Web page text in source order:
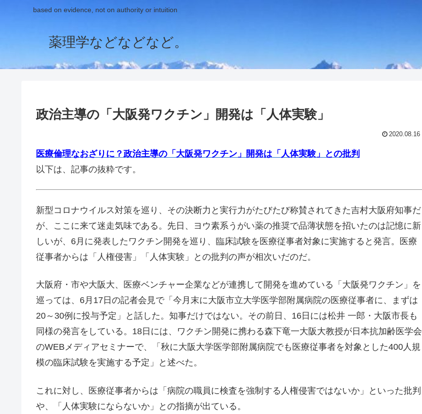
based on evidence, not on authority or intuition
薬理学などなどなど。
政治主導の「大阪発ワクチン」開発は「人体実験」
2020.08.16
医療倫理なおざりに？政治主導の「大阪発ワクチン」開発は「人体実験」との批判
以下は、記事の抜粋です。
新型コロナウイルス対策を巡り、その決断力と実行力がたびたび称賛されてきた吉村大阪府知事だ
が、ここに来て迷走気味である。先日、ヨウ素系うがい薬の推奨で品薄状態を招いたのは記憶に新
しいが、6月に発表したワクチン開発を巡り、臨床試験を医療従事者対象に実施すると発言。医療
従事者からは「人権侵害」「人体実験」との批判の声が相次いだのだ。
大阪府・市や大阪大、医療ベンチャー企業などが連携して開発を進めている「大阪発ワクチン」を
巡っては、6月17日の記者会見で「今月末に大阪市立大学医学部附属病院の医療従事者に、まずは
20～30例に投与予定」と話した。知事だけではない。その前日、16日には松井 一郎・大阪市長も
同様の発言をしている。18日には、ワクチン開発に携わる森下竜一大阪大教授が日本抗加齢医学会
のWEBメディアセミナーで、「秋に大阪大学医学部附属病院でも医療従事者を対象とした400人規
模の臨床試験を実施する予定」と述べた。
これに対し、医療従事者からは「病院の職員に検査を強制する人権侵害ではないか」といった批判
や、「人体実験にならないか」との指摘が出ている。